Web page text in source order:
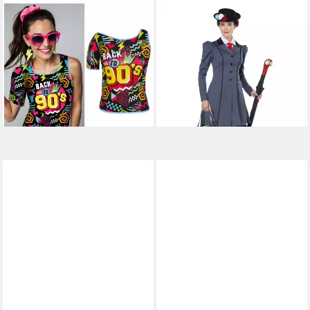
FIESTAS GUIRCA
Kostüm, 90s Disco Outfit
Neon Design Mit Style
Farbexplosion Karneval Look
Par
18,95 €
lieferbar - in 5-6 Werktagen bei dir
METAMORPH
Kostüm Englische Nanny
Kostüm, Streng
erscheinendes Kotüm für
magische Kindermädchen
lieferbar - in 2-3 Werktagen bei dir